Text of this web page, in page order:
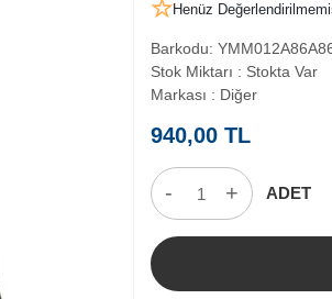
Henüz
Barkodu:
Stok Miktarı : Stokta Var
Markası : Diğer
940,00 TL
- + ADET